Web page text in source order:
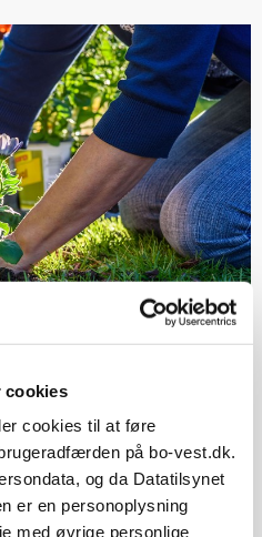
cookies
cookies til at føre
på bo-vest.dk.
og da Datatilsynet
er en personoplysning
med øvrige personlige
af en landskabsarkitekt.
den igangværende